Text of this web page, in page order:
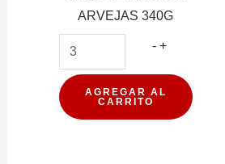
ARVEJAS 340G
- WASIL
ARVEJAS
340G
+
AGREGAR AL
CARRITO